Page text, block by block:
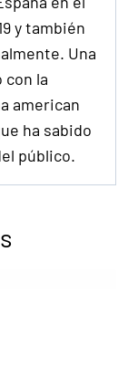
y también
Una
con la
american
ha sabido
público.